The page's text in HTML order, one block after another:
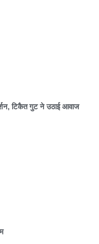
टिकैत गुट ने उठाई आवाज